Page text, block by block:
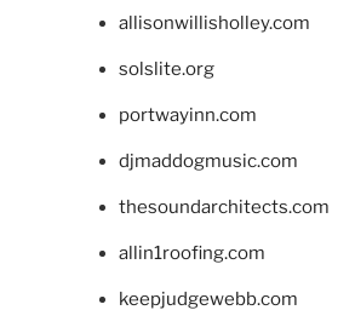
allisonwillisholley.com
solslite.org
portwayinn.com
djmaddogmusic.com
thesoundarchitects.com
allin1roofing.com
keepjudgewebb.com